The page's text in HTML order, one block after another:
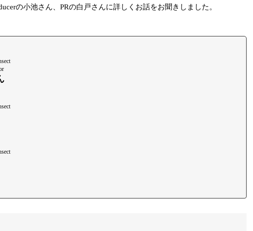
の小池さん、PRの白戸さんに詳しくお話をお聞きしました。